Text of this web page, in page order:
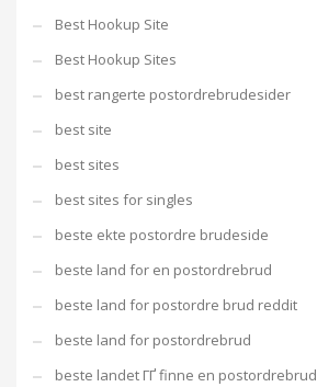
Best Hookup Site
Best Hookup Sites
best rangerte postordrebrudesider
best site
best sites
best sites for singles
beste ekte postordre brudeside
beste land for en postordrebrud
beste land for postordre brud reddit
beste land for postordrebrud
beste landet ГҐ finne en postordrebrud